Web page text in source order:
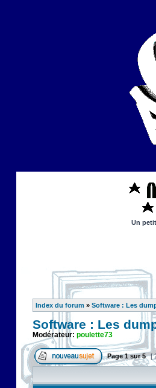
Un
Index du forum » Software : Les
Software : Les
Modérateur: poulette73
Page1sur5 [